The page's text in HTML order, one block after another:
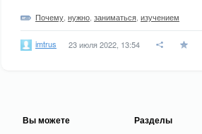
Почему нужно заниматься изучением
imtrus 23 июля 2022, 13:54
Вы можете Разделы